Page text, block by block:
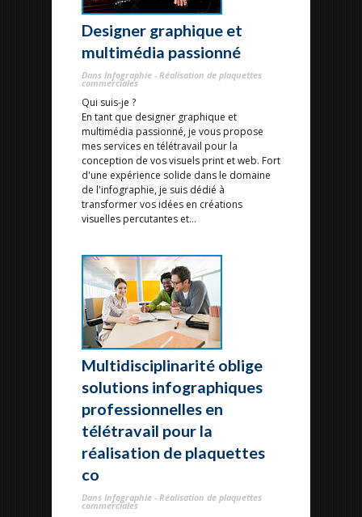
Designer graphique et
multimédia passionné
Dans Infographie - Réalisation de plaquettes
commerciales
Qui suis-je ?
En tant que designer graphique et
multimédia passionné, je vous propose
mes services en télétravail pour la
conception de vos visuels print et web. Fort
d'une expérience solide dans le domaine
de l'infographie, je suis dédié à
transformer vos idées en créations
visuelles percutantes et...
Multidisciplinarité oblige
solutions infographiques
professionnelles en
télétravail pour la
réalisation de plaquettes
co
Dans Infographie - Réalisation de plaquettes
commerciales